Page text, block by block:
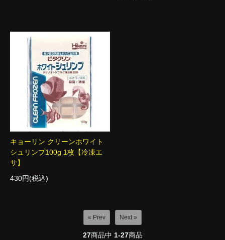
キョーリン クリーンホワイト
シュリンプ100g 1枚【冷凍エ
サ】
430円(税込)
« Prev Next »
27商品中 1-27商品